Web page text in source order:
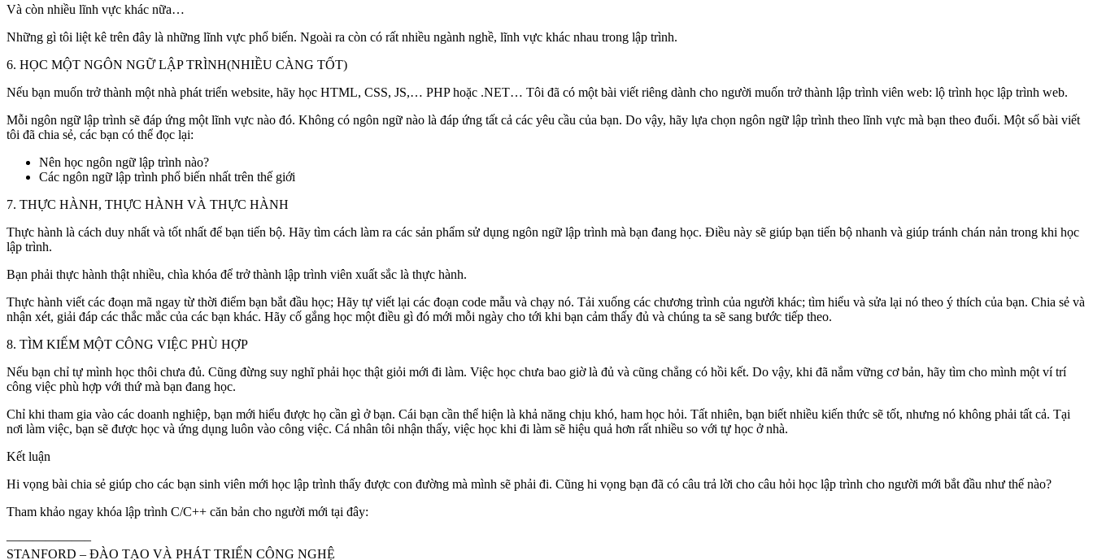
Và còn nhiều lĩnh vực khác nữa…
Những gì tôi liệt kê trên đây là những lĩnh vực phổ biến. Ngoài ra còn có rất nhiều ngành nghề, lĩnh vực khác nhau trong lập trình.
6. HỌC MỘT NGÔN NGỮ LẬP TRÌNH(NHIỀU CÀNG TỐT)
Nếu bạn muốn trở thành một nhà phát triển website, hãy học HTML, CSS, JS,… PHP hoặc .NET… Tôi đã có một bài viết riêng dành cho người muốn trở thành lập trình viên web: lộ trình học lập trình web.
Mỗi ngôn ngữ lập trình sẽ đáp ứng một lĩnh vực nào đó. Không có ngôn ngữ nào là đáp ứng tất cả các yêu cầu của bạn. Do vậy, hãy lựa chọn ngôn ngữ lập trình theo lĩnh vực mà bạn theo đuổi. Một số bài viết
tôi đã chia sẻ, các bạn có thể đọc lại:
Nên học ngôn ngữ lập trình nào?
Các ngôn ngữ lập trình phổ biến nhất trên thế giới
7. THỰC HÀNH, THỰC HÀNH VÀ THỰC HÀNH
Thực hành là cách duy nhất và tốt nhất để bạn tiến bộ. Hãy tìm cách làm ra các sản phẩm sử dụng ngôn ngữ lập trình mà bạn đang học. Điều này sẽ giúp bạn tiến bộ nhanh và giúp tránh chán nản trong khi học
lập trình.
Bạn phải thực hành thật nhiều, chìa khóa để trở thành lập trình viên xuất sắc là thực hành.
Thực hành viết các đoạn mã ngay từ thời điểm bạn bắt đầu học; Hãy tự viết lại các đoạn code mẫu và chạy nó. Tải xuống các chương trình của người khác; tìm hiểu và sửa lại nó theo ý thích của bạn. Chia sẻ và
nhận xét, giải đáp các thắc mắc của các bạn khác. Hãy cố gắng học một điều gì đó mới mỗi ngày cho tới khi bạn cảm thấy đủ và chúng ta sẽ sang bước tiếp theo.
8. TÌM KIẾM MỘT CÔNG VIỆC PHÙ HỢP
Nếu bạn chỉ tự mình học thôi chưa đủ. Cũng đừng suy nghĩ phải học thật giỏi mới đi làm. Việc học chưa bao giờ là đủ và cũng chẳng có hồi kết. Do vậy, khi đã nắm vững cơ bản, hãy tìm cho mình một ví trí
công việc phù hợp với thứ mà bạn đang học.
Chỉ khi tham gia vào các doanh nghiệp, bạn mới hiểu được họ cần gì ở bạn. Cái bạn cần thể hiện là khả năng chịu khó, ham học hỏi. Tất nhiên, bạn biết nhiều kiến thức sẽ tốt, nhưng nó không phải tất cả. Tại
nơi làm việc, bạn sẽ được học và ứng dụng luôn vào công việc. Cá nhân tôi nhận thấy, việc học khi đi làm sẽ hiệu quả hơn rất nhiều so với tự học ở nhà.
Kết luận
Hi vọng bài chia sẻ giúp cho các bạn sinh viên mới học lập trình thấy được con đường mà mình sẽ phải đi. Cũng hi vọng bạn đã có câu trả lời cho câu hỏi học lập trình cho người mới bắt đầu như thế nào?
Tham khảo ngay khóa lập trình C/C++ căn bản cho người mới tại đây:
——————–
STANFORD – ĐÀO TẠO VÀ PHÁT TRIỂN CÔNG NGHỆ